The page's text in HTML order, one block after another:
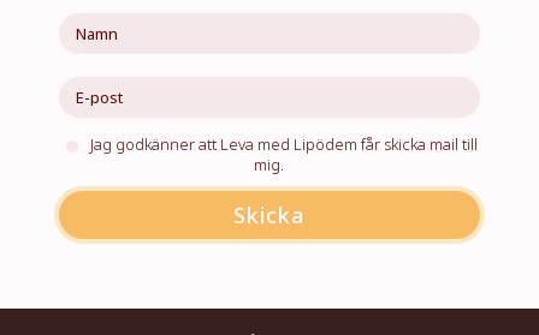
Jag godkänner att Leva med Lipödem får skicka mail till
mig.
Skicka